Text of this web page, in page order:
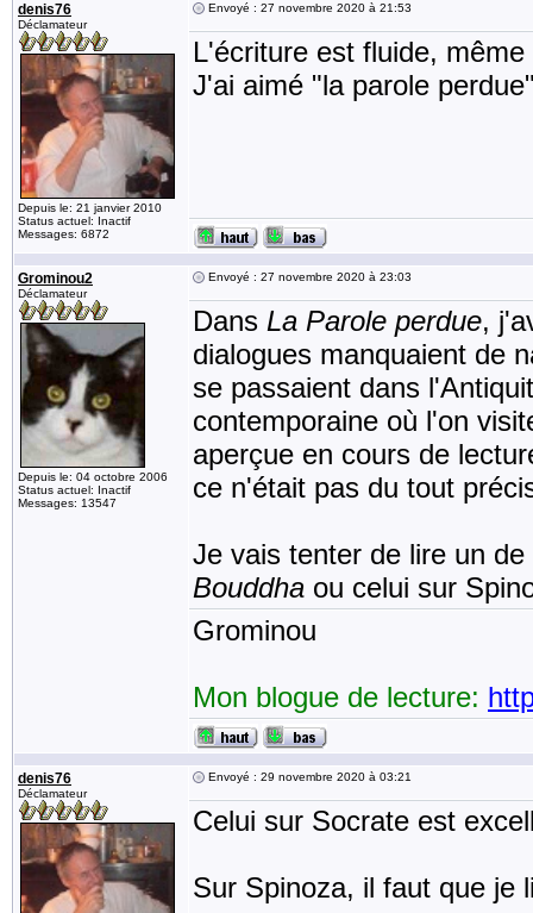
denis76
Déclamateur
Depuis le: 21 janvier 2010
Status actuel: Inactif
Messages: 6872
Envoyé : 27 novembre 2020 à 21:53
L'écriture est fluide,
J'ai aimé "la parole
Grominou2
Déclamateur
Depuis le: 04 octobre 2006
Status actuel: Inactif
Messages: 13547
Envoyé : 27 novembre 2020 à 23:03
Dans La Parole perdue,
dialogues manquaient de
se passaient dans
contemporaine où l'on
aperçue en cours de
ce n'était pas du tout
Je vais tenter de lire un
Bouddha ou celui sur
Grominou
Mon blogue de lecture:
denis76
Déclamateur
Envoyé : 29 novembre 2020 à 03:21
Celui sur Socrate est
Sur Spinoza, il faut que je